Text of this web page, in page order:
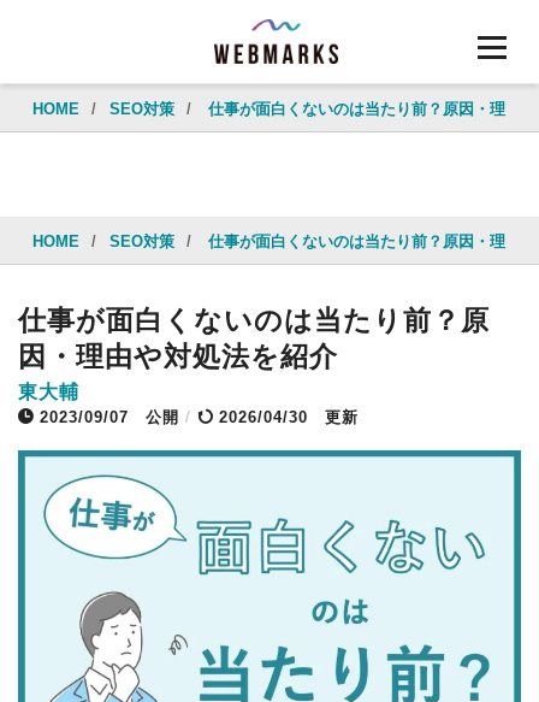
HOME / SEO対策 / 仕事が面白くないのは当たり前？原因・理由
HOME / SEO対策 / 仕事が面白くないのは当たり前？原因・理由
仕事が面白くないのは当たり前？原
因・理由や対処法を紹介
東大輔
2023/09/07 公開 / 2026/04/30 更新